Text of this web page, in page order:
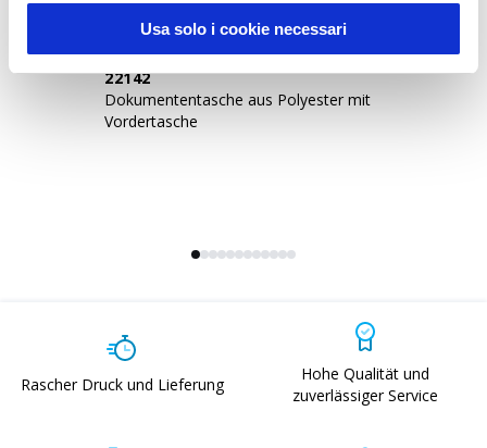
Usa solo i cookie necessari
22142
Dokumententasche aus Polyester mit
Vordertasche
Rascher Druck und Lieferung
Hohe Qualität und
zuverlässiger Service